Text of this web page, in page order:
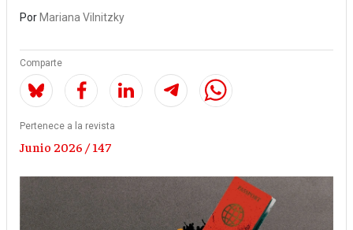
Por Mariana Vilnitzky
Comparte
Pertenece a la revista
Junio 2026 / 147